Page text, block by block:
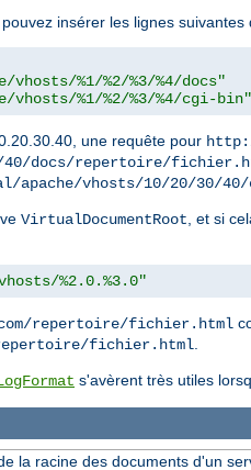
insérer les lignes
%1/%2/%3/%4/docs"
%1/%2/%3/%4/cgi-bin"
une requête pour
40/docs/repertoire/
apache/vhosts/10/20/30/
VirtualDocumentRoot, et si
%2.0.%3.0"
repertoire/fichier.html
repertoire/fichier.html.
s'avèrent très utiles
la racine des documents d'un